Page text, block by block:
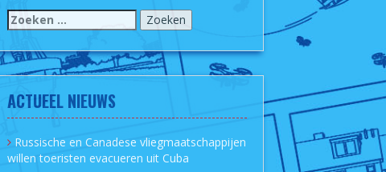
Zoeken
naar:
ACTUEEL NIEUWS
Russische en Canadese vliegmaatschappijen
willen toeristen evacueren uit Cuba